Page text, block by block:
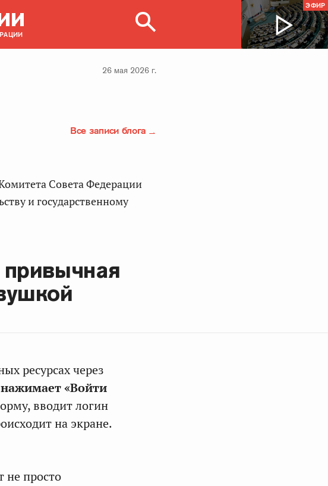
ЭФИР
Все записи блога
и государственному
26 мая 2026 г.
ресурсах через
нажимает «Войти
вводит логин
на экране.
не просто